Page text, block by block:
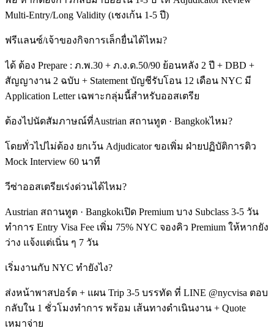
Multi-Entry/Long Validity (เชงเก้น 1-5 ปี)
ฟรีแลนซ์/เจ้าของกิจการเล็กยื่นได้ไหม?
ได้ ต้อง Prepare : ภ.พ.30 + ภ.ง.ด.50/90 ย้อนหลัง 2 ปี + DBD +
สัญญางาน 2 ฉบับ + Statement บัญชีรับโอน 12 เดือน NYC มี
Application Letter เฉพาะกลุ่มนี้สำหรับออสเตรีย
ต้องไปนัดสัมภาษณ์ที่Austrian สถานทูต · Bangkokไหม?
โดยทั่วไปไม่ต้อง ยกเว้น Adjudicator ขอเพิ่ม ฝ่ายปฏิบัติการติว
Mock Interview 60 นาที
วีซ่าออสเตรียเร่งด่วนได้ไหม?
Austrian สถานทูต · Bangkokเปิด Premium บาง Subclass 3-5 วัน
ทำการ Entry Visa Fee เพิ่ม 75% NYC จองคิว Premium ให้หากยัง
ว่าง แจ้งแต่เนิ่น ๆ 7 วัน
เริ่มงานกับ NYC ทำยังไง?
ส่งหน้าพาสปอร์ต + แผน Trip 3-5 บรรทัด ที่ LINE @nycvisa ตอบ
กลับใน 1 ชั่วโมงทำการ พร้อม เส้นทางดำเนินงาน + Quote
เหมาจ่าย